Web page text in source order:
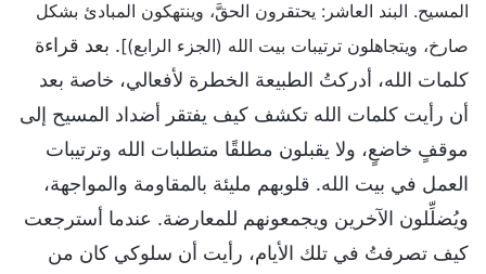
المسيح. البند العاشر: يحتقرون الحقَّ، وينتهكون المبادئ بشكل
صارخ، ويتجاهلون ترتيبات بيت الله (الجزء الرابع)]. بعد قراءة
كلمات الله، أدركتُ الطبيعة الخطرة لأفعالي، خاصة بعد
أن رأيت كلمات الله تكشف كيف يفتقر أضداد المسيح إلى
موقفٍ خاضعٍ، ولا يقبلون مطلقًا متطلبات الله وترتيبات
العمل في بيت الله. قلوبهم مليئة بالمقاومة والمواجهة،
ويُضلِّلون الآخرين ويجمعونهم للمعارضة. عندما أسترجعت
كيف تصرفتُ في تلك الأيام، رأيت أن سلوكي كان من